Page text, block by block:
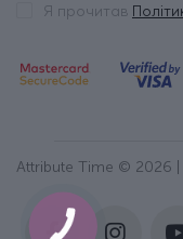
Я прочитав
Attribute Time © 2026 |
КНОПКА
ЗВ'ЯЗКУ